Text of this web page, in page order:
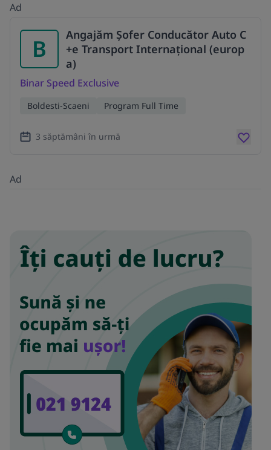
Ad
B
Angajăm Șofer Conducător Auto C
+e Transport Internațional (europ
a)
Binar Speed Exclusive
Boldesti-Scaeni Program Full Time
3 săptămâni în urmă
Ad